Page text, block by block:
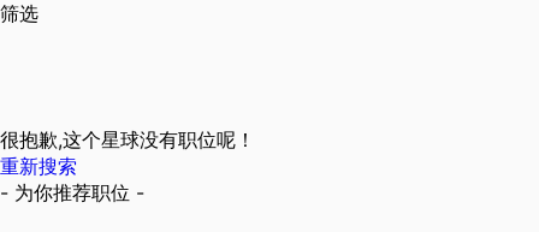
筛选
很抱歉,这个星球没有职位呢！
重新搜索
- 为你推荐职位 -